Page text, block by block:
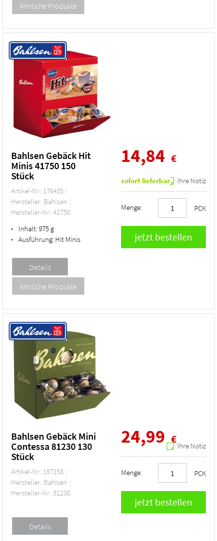
Bahlsen Gebäck Hit
Minis 41750 150
Stück
Artikel-Nr.: 176435
Hersteller: Bahlsen
Hersteller-Nr.: 41750
• Inhalt:975 g
• Ausführung: Hit Minis
14,84 €
sofort lieferbar Ihre Notiz
Menge: PCK
Bahlsen Gebäck Mini
Contessa 81230 130
Stück
Artikel-Nr.: 197158
Hersteller: Bahlsen
Hersteller-Nr.: 81230
24,99 €
Ihre Notiz
Menge: PCK